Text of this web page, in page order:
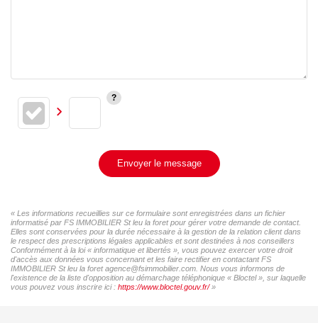
Envoyer le message
« Les informations recueillies sur ce formulaire sont enregistrées dans un fichier
informatisé par FS IMMOBILIER St leu la foret pour gérer votre demande de contact.
Elles sont conservées pour la durée nécessaire à la gestion de la relation client dans
le respect des prescriptions légales applicables et sont destinées à nos conseillers
Conformément à la loi « informatique et libertés », vous pouvez exercer votre droit
d'accès aux données vous concernant et les faire rectifier en contactant FS
IMMOBILIER St leu la foret agence@fsimmobilier.com. Nous vous informons de
l'existence de la liste d'opposition au démarchage téléphonique « Bloctel », sur laquelle
vous pouvez vous inscrire ici : https://www.bloctel.gouv.fr/»